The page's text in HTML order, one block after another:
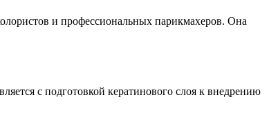
и профессиональных парикмахеров. Она
с подготовкой кератинового слоя к внедрению